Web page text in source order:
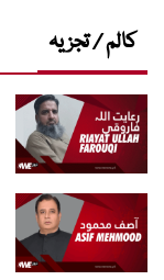
کالم / تجزیہ